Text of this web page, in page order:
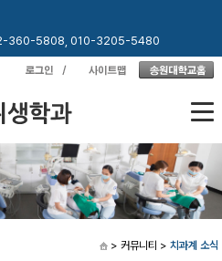
360-5808, 010-3205-5480
> 커뮤니티 > 치과계 소식